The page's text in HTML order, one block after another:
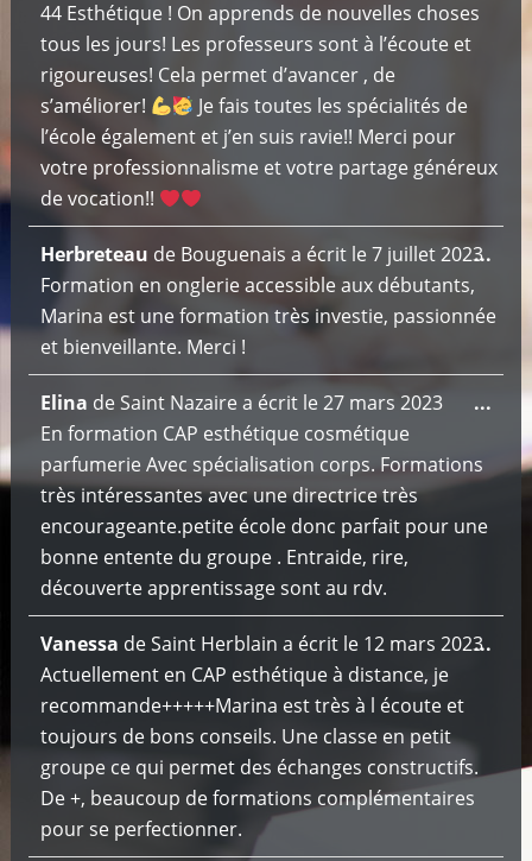
d’or
44 Esthétique ! On apprends de nouvelles choses
tous les jours! Les professeurs sont à l’écoute et
rigoureuses! Cela permet d’avancer , de
s’améliorer!
Je fais toutes les spécialités de
l’école également et j’en suis ravie!! Merci pour
votre professionnalisme et votre partage généreux
de vocation!!
Herbreteau de Bouguenais a écrit le 7 juillet 2023
Formation en onglerie accessible aux débutants,
Marina est une formation très investie, passionnée
et bienveillante. Merci !
...
Elina de Saint Nazairea écrit le 27 mars 2023
En formation CAP esthétique cosmétique
parfumerie Avec spécialisation corps. Formations
très intéressantes avec une directrice très
encourageante.petite école donc parfait pour une
bonne entente du groupe . Entraide, rire,
découverte apprentissage sont au rdv.
...
Vanessa deSaint Herblain a écrit le12 mars 2023
Actuellement en CAP esthétique à distance, je
recommande+++++Marina est très à l écoute et
toujours de bons conseils. Une classe en petit
groupe ce qui permet des échanges constructifs.
De +, beaucoup de formations complémentaires
pour se perfectionner.
...